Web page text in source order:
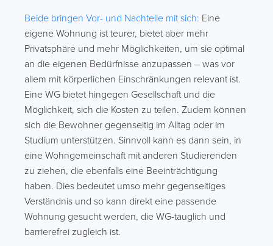
Beide bringen Vor- und Nachteile mit sich: Eine
eigene Wohnung ist teurer, bietet aber mehr
Privatsphäre und mehr Möglichkeiten, um sie optimal
an die eigenen Bedürfnisse anzupassen – was vor
allem mit körperlichen Einschränkungen relevant ist.
Eine WG bietet hingegen Gesellschaft und die
Möglichkeit, sich die Kosten zu teilen. Zudem können
sich die Bewohner gegenseitig im Alltag oder im
Studium unterstützen. Sinnvoll kann es dann sein, in
eine Wohngemeinschaft mit anderen Studierenden
zu ziehen, die ebenfalls eine Beeinträchtigung
haben. Dies bedeutet umso mehr gegenseitiges
Verständnis und so kann direkt eine passende
Wohnung gesucht werden, die WG-tauglich und
barrierefrei zugleich ist.